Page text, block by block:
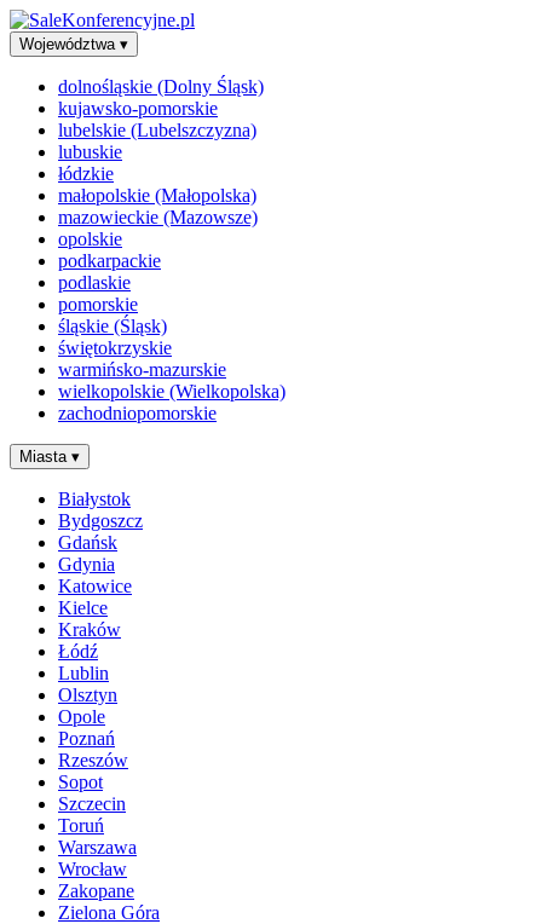
Województwa ▾
dolnośląskie (Dolny Śląsk)
kujawsko-pomorskie
lubelskie (Lubelszczyzna)
lubuskie
łódzkie
małopolskie (Małopolska)
mazowieckie (Mazowsze)
opolskie
podkarpackie
podlaskie
pomorskie
śląskie (Śląsk)
świętokrzyskie
warmińsko-mazurskie
wielkopolskie (Wielkopolska)
zachodniopomorskie
Miasta ▾
Białystok
Bydgoszcz
Gdańsk
Gdynia
Katowice
Kielce
Kraków
Łódź
Lublin
Olsztyn
Opole
Poznań
Rzeszów
Sopot
Szczecin
Toruń
Warszawa
Wrocław
Zakopane
Zielona Góra